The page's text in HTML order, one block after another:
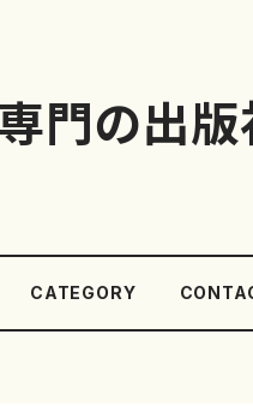
門の出
CATEGORY